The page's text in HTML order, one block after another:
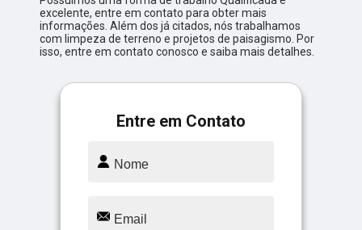
excelente, entre em contato para obter mais
informações. Além dos já citados, nós trabalhamos
com limpeza de terreno e projetos de paisagismo. Por
isso, entre em contato conosco e saiba mais detalhes.
Entre em Contato